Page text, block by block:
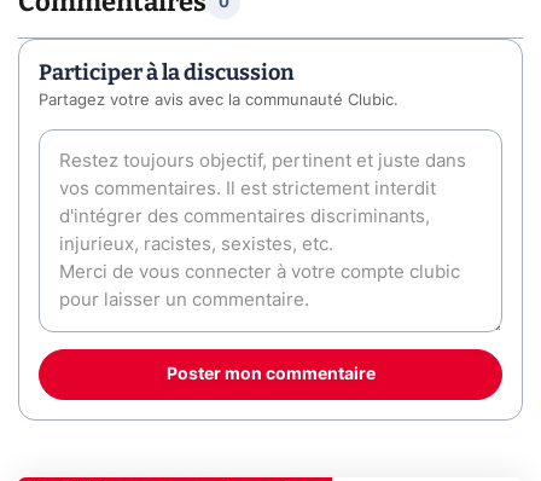
Participer à la discussion
Partagez votre avis avec la communauté Clubic.
Poster mon commentaire